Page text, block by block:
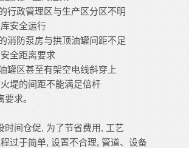
行政管理区与生产区分区不明
安全运行
消防泵房与拱顶油罐间距不足
全距离要求
罐区甚至有架空电线斜穿上
堤的间距不能满足倍杆
求。
时间仓促, 为了节省费用, 工艺
过于简单, 设置不合理, 管道、设备